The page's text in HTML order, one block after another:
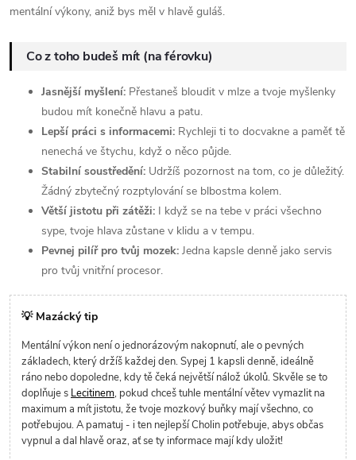
mentální výkony, aniž bys měl v hlavě guláš.
Co z toho budeš mít (na férovku)
Jasnější myšlení: Přestaneš bloudit v mlze a tvoje myšlenky
budou mít konečně hlavu a patu.
Lepší práci s informacemi: Rychleji ti to docvakne a paměť tě
nenechá ve štychu, když o něco půjde.
Stabilní soustředění: Udržíš pozornost na tom, co je důležitý.
Žádný zbytečný rozptylování se blbostma kolem.
Větší jistotu při zátěži: I když se na tebe v práci všechno
sype, tvoje hlava zůstane v klidu a v tempu.
Pevnej pilíř pro tvůj mozek: Jedna kapsle denně jako servis
pro tvůj vnitřní procesor.
💡 Mazácký tip
Mentální výkon není o jednorázovým nakopnutí, ale o pevných
základech, který držíš každej den. Sypej 1 kapsli denně, ideálně
ráno nebo dopoledne, kdy tě čeká největší nálož úkolů. Skvěle se to
doplňuje s Lecitinem, pokud chceš tuhle mentální větev vymazlit na
maximum a mít jistotu, že tvoje mozkový buňky mají všechno, co
potřebujou. A pamatuj - i ten nejlepší Cholin potřebuje, abys občas
vypnul a dal hlavě oraz, ať se ty informace mají kdy uložit!